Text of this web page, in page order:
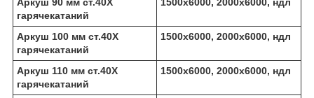
гарячекатаний
Аркуш 100 мм ст.40Х
гарячекатаний
1500х6000, 2000х6000, ндл
Аркуш 110 мм ст.40Х
гарячекатаний
1500х6000, 2000х6000, ндл